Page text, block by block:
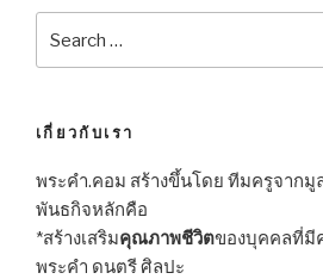
for:
เกี่ยวกับเรา
พระคำ.คอม สร้างขึ้นโดย ทีมครูจาก
พันธกิจหลักคือ
*สร้างเสริมคุณภาพชีวิตของบุคคลที่มี
พระคำ ดนตรี ศิลปะ